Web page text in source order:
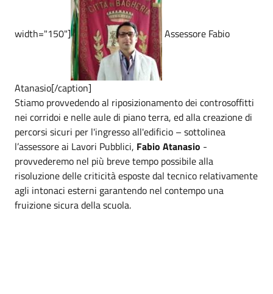
width="150"] Assessore Fabio
Atanasio[/caption]
Stiamo provvedendo al riposizionamento dei controsoffitti
nei corridoi e nelle aule di piano terra, ed alla creazione di
percorsi sicuri per l'ingresso all'edificio – sottolinea
l’assessore ai Lavori Pubblici, Fabio Atanasio -
provvederemo nel più breve tempo possibile alla
risoluzione delle criticità esposte dal tecnico relativamente
agli intonaci esterni garantendo nel contempo una
fruizione sicura della scuola.